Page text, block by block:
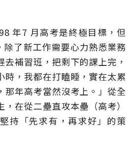
年7 月高考是終極目標，但
除了新工作需要心力熟悉業務
去補習班，把剩下的課上完，
時，我都在打瞌睡，實在太累
那年高考當然沒考上。」從全
在從二壘直攻本壘（高考）
持「先求有，再求好」的策